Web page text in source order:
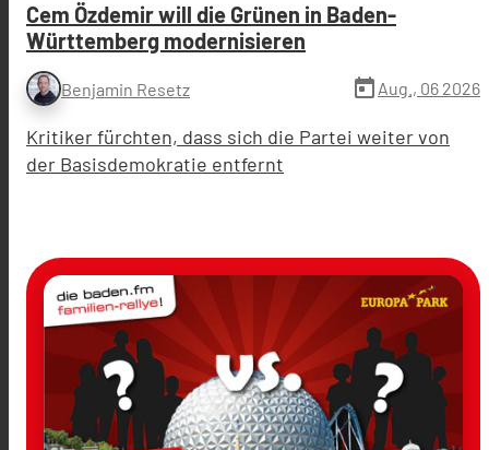
Cem Özdemir will die Grünen in Baden-
Württemberg modernisieren
Benjamin Resetz today Aug., 06 2026
Kritiker fürchten, dass sich die Partei weiter von
der Basisdemokratie entfernt